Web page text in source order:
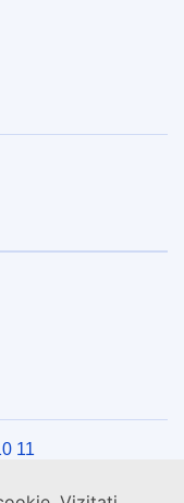
11